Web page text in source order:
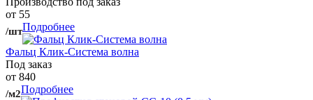
от 55
/штПодробнее
Фальц Клик-Система волна
Под заказ
от 840
/м2Подробнее